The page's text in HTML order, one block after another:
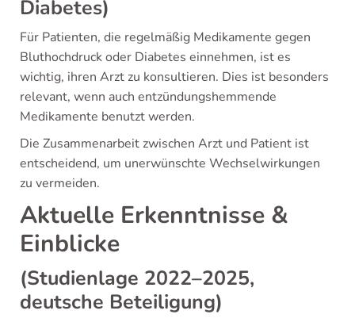
Diabetes)
Für Patienten, die regelmäßig Medikamente gegen
Bluthochdruck oder Diabetes einnehmen, ist es
wichtig, ihren Arzt zu konsultieren. Dies ist besonders
relevant, wenn auch entzündungshemmende
Medikamente benutzt werden.
Die Zusammenarbeit zwischen Arzt und Patient ist
entscheidend, um unerwünschte Wechselwirkungen
zu vermeiden.
Aktuelle Erkenntnisse &
Einblicke
(Studienlage 2022–2025,
deutsche Beteiligung)